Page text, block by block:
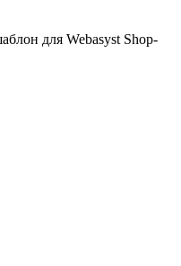
для Webasyst Shop-